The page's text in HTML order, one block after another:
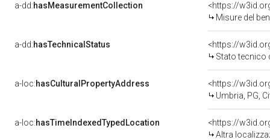
a-dd:hasMeasurementCollection
<https://
Misure del
a-dd:hasTechnicalStatus
<https://
Stato tecnico
a-loc:hasCulturalPropertyAddress
<https://
Umbria, PG,
a-loc:hasTimeIndexedTypedLocation
<https://
Altra